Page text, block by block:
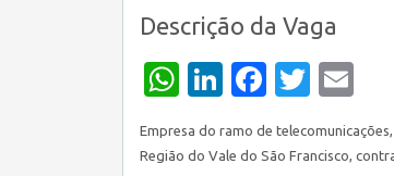
Descrição da Vaga
WhatsApp
LinkedIn
Empresa do ramo de
Região do Vale do São Francisco,